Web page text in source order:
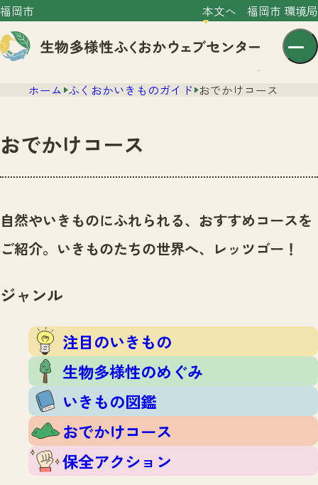
福岡市 本文へ 福岡市 環境局
センター紹介
センター紹介TOP
サイトポリシー
ニュース
いきものガイド
注目のいきもの
生物多様性のめぐみ
いきもの図鑑
おでかけコース
保全アクション
イベント
いきもの調査隊
調査レポート
調査レポートTOP
調査結果
ふくおかいきものマップ
マッチング
マッチングTOP
掲載申し込みフォーム
お問合せ
ホーム ふくおかいきものガイド おでかけコース
おでかけコース
自然やいきものにふれられる、おすすめコースを
ご紹介。いきものたちの世界へ、レッツゴー！
ジャンル
注目のいきもの
生物多様性のめぐみ
いきもの図鑑
おでかけコース
保全アクション